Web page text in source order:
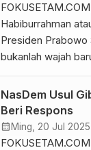
Habiburrahman
Presiden Prabowo
bukanlah wajah
NasDem Usul
Beri Respons
calendar_month Ming, 20 Jul 2025